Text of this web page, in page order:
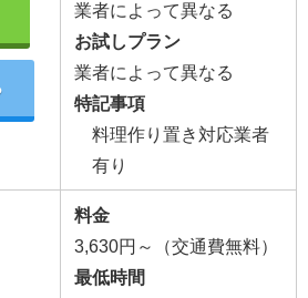
業者によって異なる
お試しプラン
業者によって異なる
特記事項
料理作り置き対応業者
有り
料金
3,630円～（交通費無料）
最低時間